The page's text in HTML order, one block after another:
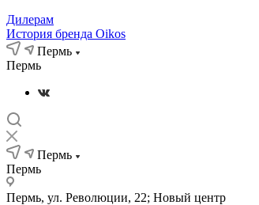
Дилерам
История бренда Oikos
Пермь
Пермь
Пермь
Пермь
Пермь, ул. Революции, 22; Новый центр